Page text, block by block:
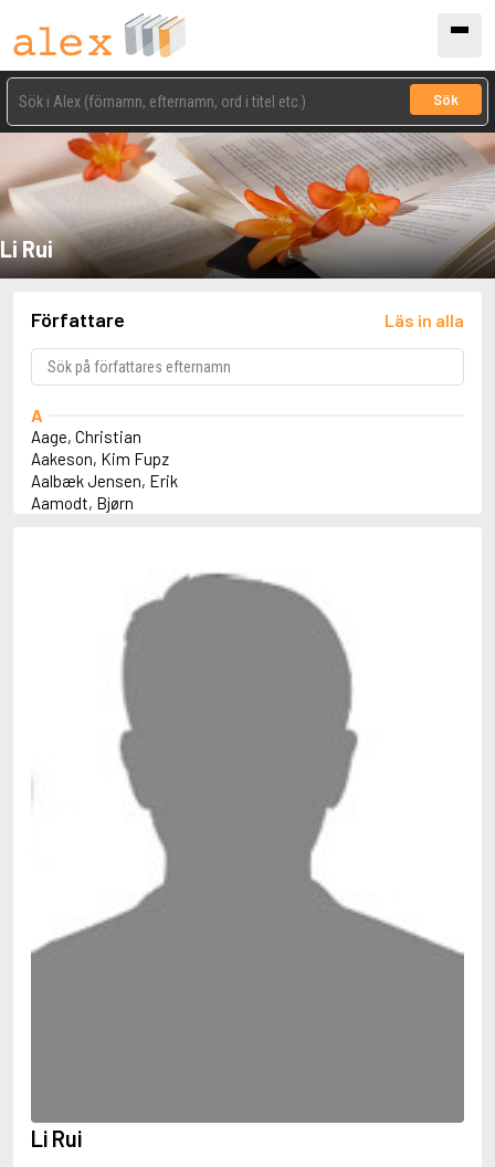
Sök
Li Rui
Författare Läs in alla
A
Aage, Christian
Aakeson, Kim Fupz
Aalbæk Jensen, Erik
Aamodt, Bjørn
Abbott, Megan
Abdel-Fattah, Randa
Abdolah, Kader
Abgarjan, Narine
Abish, Walter
Aboulela, Leila
Abrahams, Peter (f. 1919)
Abrahams, Peter (f. 1947)
Abrahamson, Emmy
Abu-Jaber, Diana
Abulhawa, Susan
Aburas, Lone
Adamov, Arthur
Adams, Douglas
Li Rui